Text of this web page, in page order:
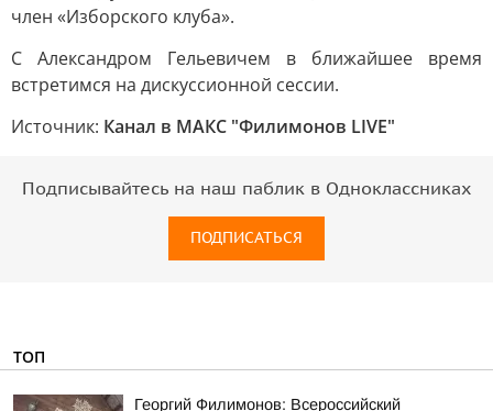
член «Изборского клуба».
С Александром Гельевичем в ближайшее время
встретимся на дискуссионной сессии.
Источник: Канал в МАКС "Филимонов LIVE"
Подписывайтесь на наш паблик в Одноклассниках
ПОДПИСАТЬСЯ
ТОП
Георгий Филимонов: Всероссийский